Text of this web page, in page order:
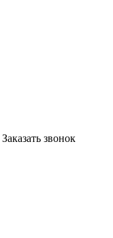
Заказать звонок